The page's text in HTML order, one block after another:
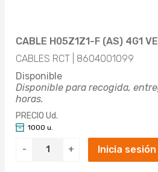
CABLE H05Z1Z1-F (AS) 4G1
CABLES RCT | 8604001099
Disponible
Disponible para recogida,
horas.
PRECIO Ud.
- +
1000 u.
Inicia